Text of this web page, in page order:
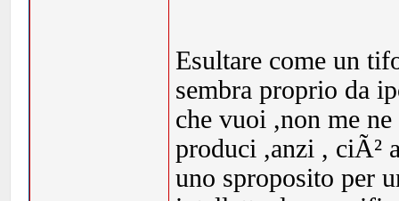
Esultare come un
sembra proprio da
che vuoi ,non me
produci ,anzi , ciÃ²
uno sproposito per